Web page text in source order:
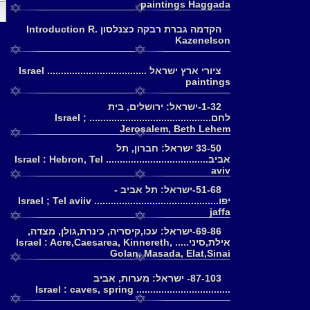
paintings Haggada
הקדמה גברת רבקה כצנלסון Introduction R.
Kazenelson
ציורי ארץ ישראל .................................... Israel
paintings
1-32-ישראל: ירושלים, בית
לחם............................................ Israel ;
Jerosalem, Beth Lehem
33-50 ישראל: חברון, תל
אביב..................................... Israel : Hebron, Tel
aviv
51-68-ישראל: תל אביב -
יפו............................................. Israel ; Tel aviiv
jaffa
69-86-ישראל: עכו,קיסריה, כינרת,גולן, מצדה,
אילת,סיני..... Israel : Acre,Caesarea, Kinnereth,
Golan, Masada, Elat,Sinai
87-103- ישראל: מערות, אביב
.................................. Israel : caves, spring